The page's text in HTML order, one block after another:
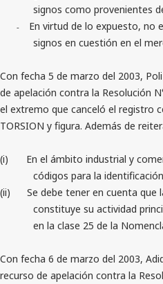
signos como provenientes
-
En virtud de lo expuesto, no
signos en cuestión en el
Con fecha 5 de marzo del 2003,
de apelación contra la Resolución
el extremo que canceló el registro
TORSION y figura. Además de
(i)
En el ámbito industrial y
códigos para la
(ii)
Se debe tener en cuenta que
constituye su actividad
en la clase 25 de la
Con fecha 6 de marzo del 2003,
recurso de apelación contra la